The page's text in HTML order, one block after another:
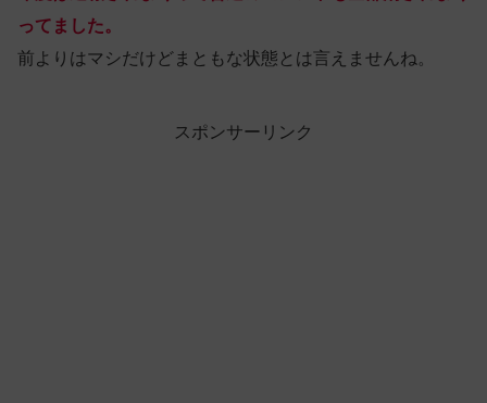
ってました。
前よりはマシだけどまともな状態とは言えませんね。
スポンサーリンク